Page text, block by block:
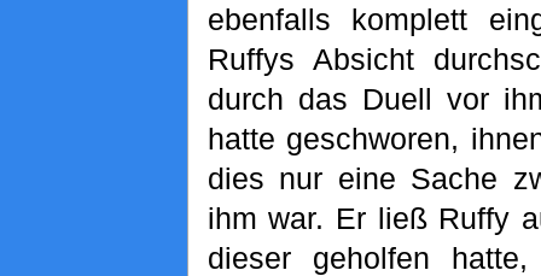
ebenfalls komplett
Ruffys Absicht
durch das Duell vor
hatte geschworen,
dies nur eine Sache
ihm war. Er ließ Ruffy
dieser geholfen